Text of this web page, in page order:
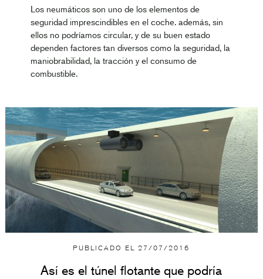
Los neumáticos son uno de los elementos de
seguridad imprescindibles en el coche. además, sin
ellos no podríamos circular, y de su buen estado
dependen factores tan diversos como la seguridad, la
maniobrabilidad, la tracción y el consumo de
combustible.
PUBLICADO EL27/07/2016
Así es el túnel flotante que podría